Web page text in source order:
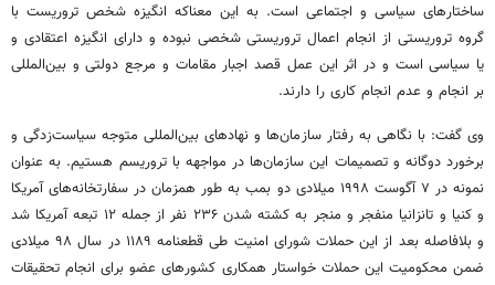
ساختارهای سیاسی و اجتماعی است. به این معناکه انگیزه شخص تروریست با
گروه تروریستی از انجام اعمال تروریستی شخصی نبوده و دارای انگیزه اعتقادی و
یا سیاسی است و در اثر این عمل قصد اجبار مقامات و مرجع دولتی و بین‌المللی
بر انجام و عدم انجام کاری را دارند.
وی گفت: با نگاهی به رفتار سازمان‌ها و نهادهای بین‌المللی متوجه سیاست‌زدگی و
برخورد دوگانه و تصمیمات این سازمان‌ها در مواجهه با تروریسم هستیم. به عنوان
نمونه در ۷ آگوست ۱۹۹۸ میلادی دو بمب به طور همزمان در سفارتخانه‌های آمریکا
و کنیا و تانزانیا منفجر و منجر به کشته شدن ۲۳۶ نفر از جمله ۱۲ تبعه آمریکا شد
و بلافاصله بعد از این حملات شورای امنیت طی قطعنامه ۱۱۸۹ در سال ۹۸ میلادی
ضمن محکومیت این حملات خواستار همکاری کشورهای عضو برای انجام تحقیقات